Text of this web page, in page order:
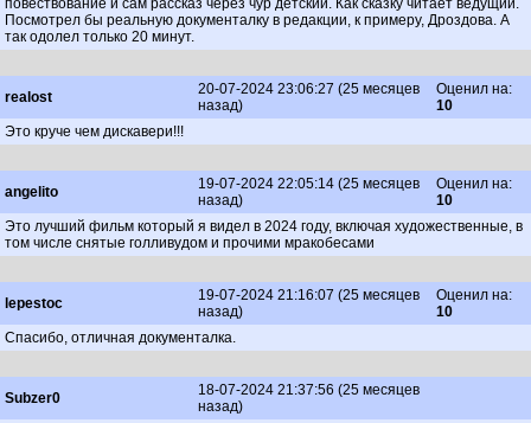
повествование и сам рассказ через чур детский. Как сказку читает ведущий.
Посмотрел бы реальную документалку в редакции, к примеру, Дроздова. А
так одолел только 20 минут.
realost
20-07-2024 23:06:27 (25 месяцев
назад)
Оценил на:
10
Это круче чем дискавери!!!
angelito
19-07-2024 22:05:14 (25 месяцев
назад)
Оценил на:
10
Это лучший фильм который я видел в 2024 году, включая художественные, в
том числе снятые голливудом и прочими мракобесами
lepestoc
19-07-2024 21:16:07 (25 месяцев
назад)
Оценил на:
10
Спасибо, отличная документалка.
Subzer0
18-07-2024 21:37:56 (25 месяцев
назад)